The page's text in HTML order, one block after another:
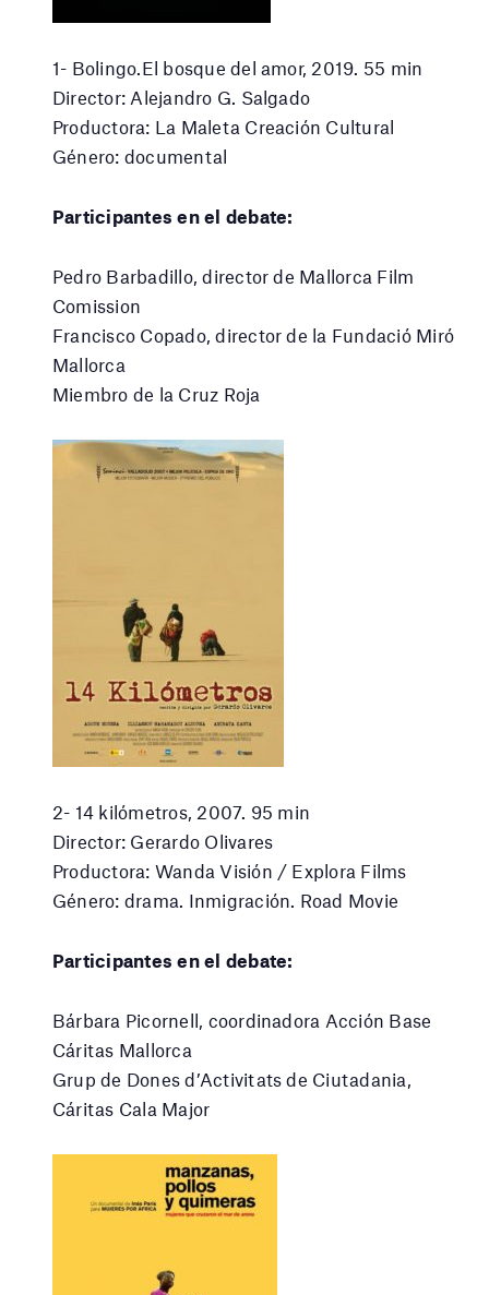
1- Bolingo.El bosque del amor, 2019. 55 min
Director: Alejandro G. Salgado
Productora: La Maleta Creación Cultural
Género: documental
Participantes en el debate:
Pedro Barbadillo, director de Mallorca Film
Comission
Francisco Copado, director de la Fundació Miró
Mallorca
Miembro de la Cruz Roja
2- 14 kilómetros, 2007. 95 min
Director: Gerardo Olivares
Productora: Wanda Visión / Explora Films
Género: drama. Inmigración. Road Movie
Participantes en el debate:
Bárbara Picornell, coordinadora Acción Base
Cáritas Mallorca
Grup de Dones d’Activitats de Ciutadania,
Cáritas Cala Major